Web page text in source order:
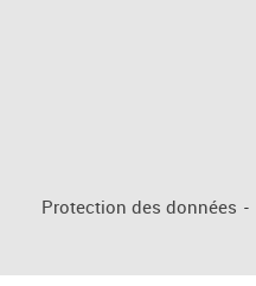
Protection des données -